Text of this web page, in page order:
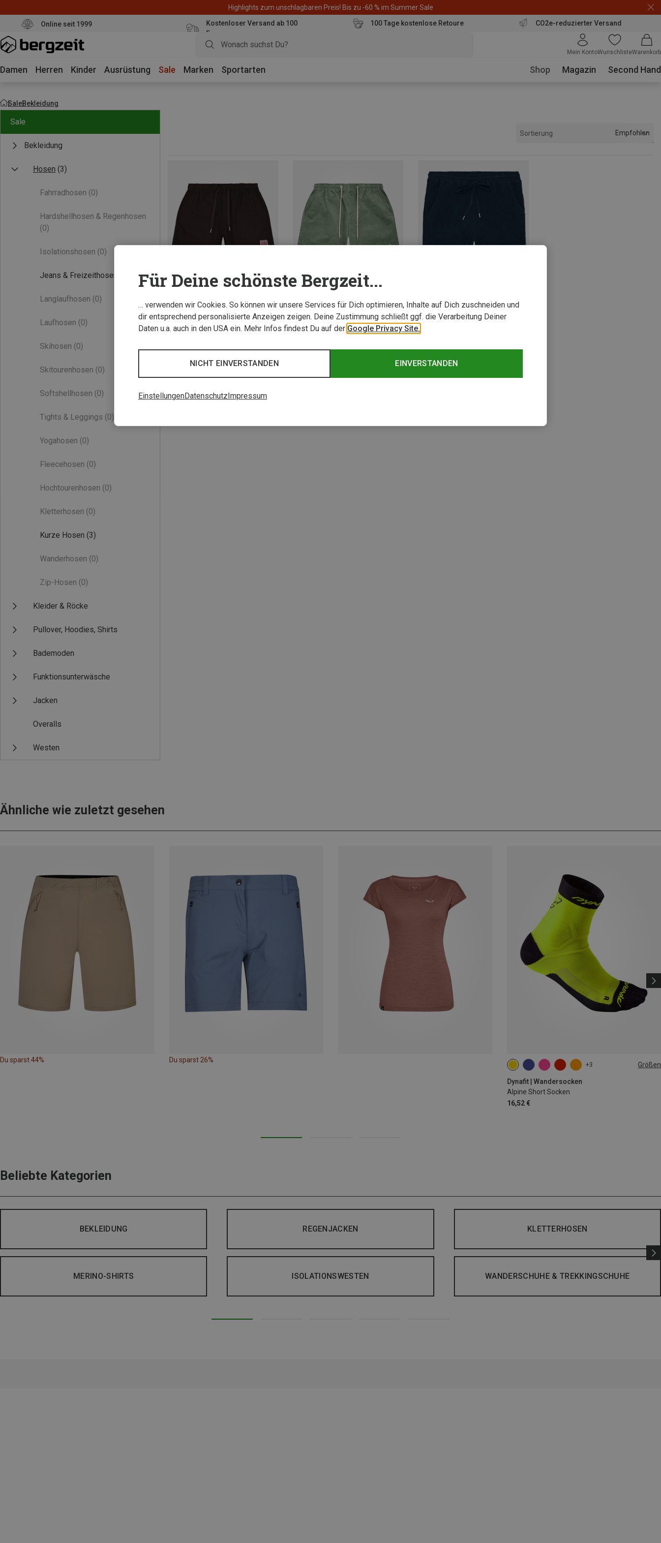
Highlights zum unschlagbaren Preis! Bis zu -60 % im Summer Sale
Online seit 1999
Kostenloser Versand ab 100
Euro
100 Tage kostenlose Retoure CO2e-reduzierter Versand
Mein KontoWunschlisteWarenkorb
Damen Herren Kinder Ausrüstung Sale Marken Sportarten Shop Magazin Second Hand
SaleBekleidung
Sale
Bekleidung
Hosen (3)
Fahrradhosen (0)
Hardshellhosen & Regenhosen
(0)
Isolationshosen (0)
Jeans & Freizeithosen
Langlaufhosen (0)
Laufhosen (0)
Skihosen (0)
Skitourenhosen (0)
Softshellhosen (0)
Tights & Leggings (0)
Yogahosen (0)
Fleecehosen (0)
Hochtourenhosen (0)
Kletterhosen (0)
Kurze Hosen (3)
Wanderhosen (0)
Zip-Hosen (0)
Kleider & Röcke
Pullover, Hoodies, Shirts
Bademoden
Funktionsunterwäsche
Jacken
Overalls
Westen
Sortierung Empfohlen
Du sparst 34% Du sparst 18% Du sparst 34%
3 von 3 Artikel angesehen
Ähnliche wie zuletzt gesehen
Du sparst 44% Du sparst 26%
+3 Größen
Dynafit | Wandersocken
Alpine Short Socken
16,52 €
35|36|37|38 39|40|41|42
Beliebte Kategorien
BEKLEIDUNG REGENJACKEN KLETTERHOSEN
MERINO-SHIRTS ISOLATIONSWESTEN WANDERSCHUHE & TREKKINGSCHUHE
Für Deine schönste Bergzeit...
… verwenden wir Cookies. So können wir unsere Services für Dich optimieren, Inhalte auf Dich zuschneiden und
dir entsprechend personalisierte Anzeigen zeigen. Deine Zustimmung schließt ggf. die Verarbeitung Deiner
Daten u.a. auch in den USA ein. Mehr Infos findest Du auf der Google Privacy Site.
EINVERSTANDEN
NICHT EINVERSTANDEN
EinstellungenDatenschutzImpressum